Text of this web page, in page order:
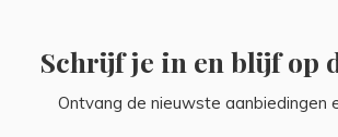
Schrijf je in en blijf op
Ontvang de nieuwste aanbiedingen